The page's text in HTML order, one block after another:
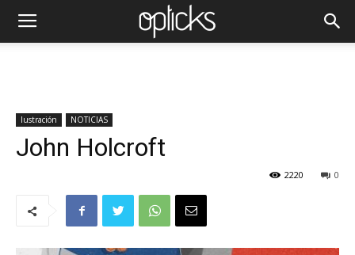
Iustración NOTICIAS
John Holcroft
0
2220